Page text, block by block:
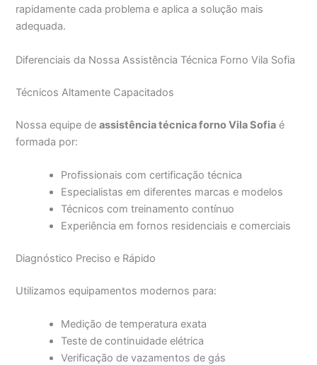
rapidamente cada problema e aplica a solução mais
adequada.
Diferenciais da Nossa Assistência Técnica Forno Vila Sofia
Técnicos Altamente Capacitados
Nossa equipe deassistência técnica forno Vila Sofia é
formada por:
Profissionais com certificação técnica
Especialistas em diferentes marcas e modelos
Técnicos com treinamento contínuo
Experiência em fornos residenciais e comerciais
Diagnóstico Preciso e Rápido
Utilizamos equipamentos modernos para:
Medição de temperatura exata
Teste de continuidade elétrica
Verificação de vazamentos de gás